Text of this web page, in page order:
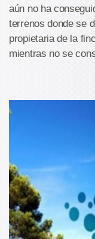
aún no ha
terrenos donde se
propietaria de la
mientras no se